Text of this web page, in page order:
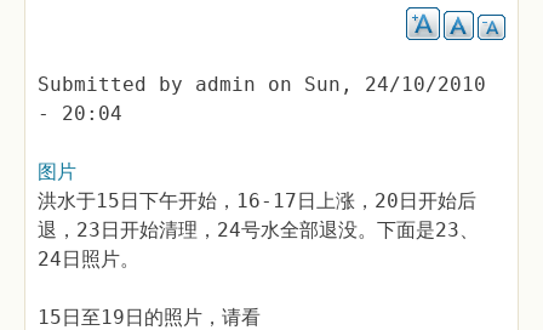
Submitted by admin on Sun, 24/10/2010
- 20:04
图片
洪水于15日下午开始，16-17日上涨，20日开始后
退，23日开始清理，24号水全部退没。下面是23、
24日照片。
15日至19日的照片，请看